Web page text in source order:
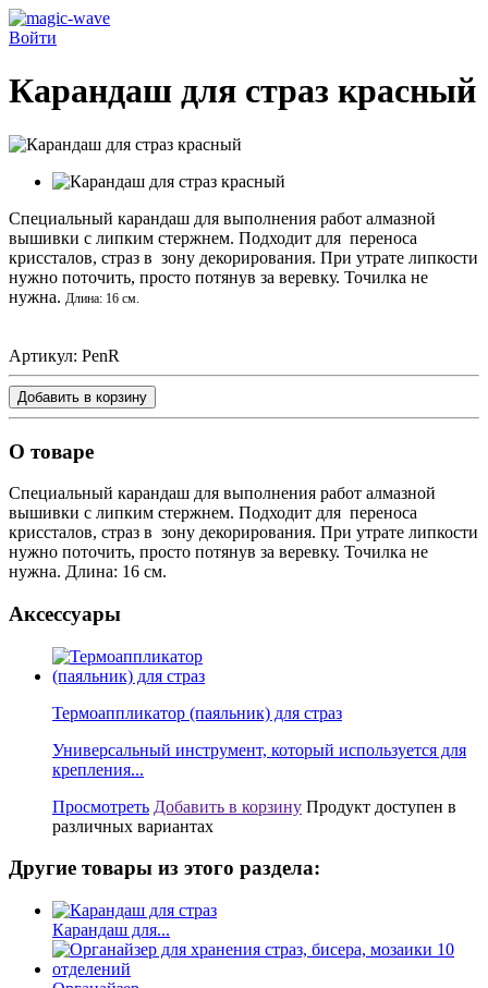
Войти
Карандаш для страз красный
Специальный карандаш для выполнения работ алмазной
вышивки с липким стержнем. Подходит для переноса
криссталов, страз в зону декорирования. При утрате липкости
нужно поточить, просто потянув за веревку. Точилка не
нужна. Длина: 16 см.
Артикул: PenR
Добавить в корзину
О товаре
Специальный карандаш для выполнения работ алмазной
вышивки с липким стержнем. Подходит для переноса
криссталов, страз в зону декорирования. При утрате липкости
нужно поточить, просто потянув за веревку. Точилка не
нужна. Длина: 16 см.
Аксессуары
Термоаппликатор (паяльник) для страз
Универсальный инструмент, который используется для
крепления...
Просмотреть Добавить в корзину Продукт доступен в
различных вариантах
Другие товары из этого раздела:
Карандаш для...